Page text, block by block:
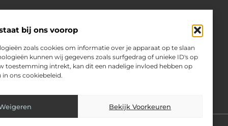
bij ons voorop
zoals cookies om informatie over je apparaat op te slaan
kunnen wij gegevens zoals surfgedrag of unieke ID's op
toestemming intrekt, kan dit een nadelige invloed hebben op
ons cookiebeleid.
Bekijk Voorkeuren